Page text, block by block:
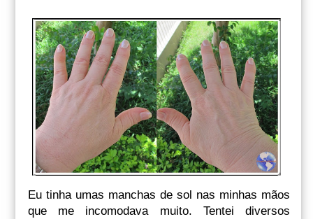
Eu tinha umas manchas de sol nas minhas mãos
que me incomodava muito. Tentei diversos